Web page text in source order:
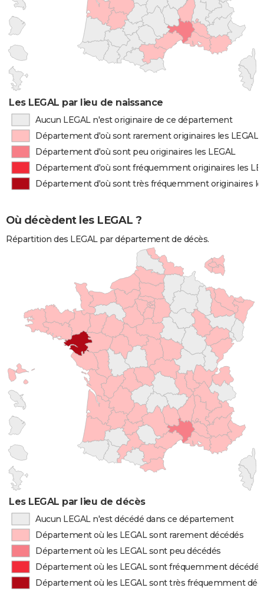
Les LEGAL par lieu de naissance
Aucun LEGAL n'est originaire de ce département
Département d'où sont rarement originaires les LEGAL
Département d'où sont peu originaires les LEGAL
Département d'où sont fréquemment originaires les
Département d'où sont très fréquemment originaires
Où décèdent les LEGAL ?
Répartition des LEGAL par département de décès.
Les LEGAL par lieu de décès
Aucun LEGAL n'est décédé dans ce département
Département où les LEGAL sont rarement décédés
Département où les LEGAL sont peu décédés
Département où les LEGAL sont fréquemment décédés
Département où les LEGAL sont très fréquemment